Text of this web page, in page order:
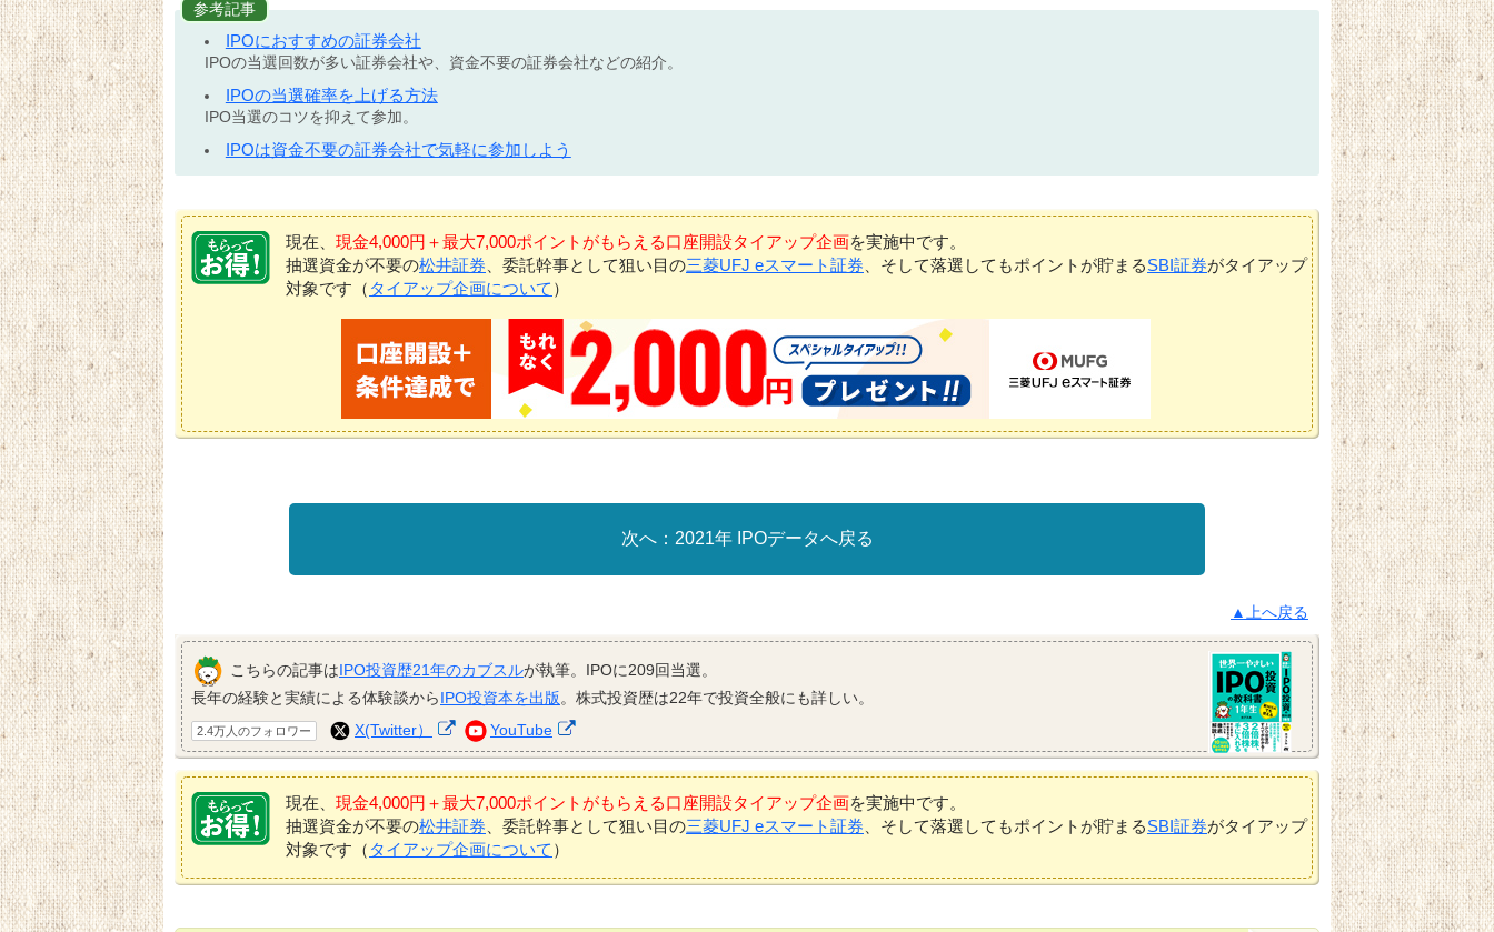
参考記事
IPOにおすすめの証券会社
IPOの当選回数が多い証券会社や、資金不要の証券会社などの紹介。
IPOの当選確率を上げる方法
IPO当選のコツを抑えて参加。
IPOは資金不要の証券会社で気軽に参加しよう
現在、 現金4,000円＋最大7,000ポイントがもらえる口座開設タイアップ企画を実施中です。
抽選資金が不要の松井証券 、委託幹事として狙い目の三菱UFJ eスマート証券 、そして落選してもポイントが貯まるSBI証券がタイアップ
対象です（ タイアップ企画について ）
2021年 IPOデータへ戻る
▲上へ戻る
こちらの記事はIPO投資歴21年のカブスルが執筆。IPOに209回当選。
長年の経験と実績による体験談からIPO投資本を出版。株式投資歴は22年で投資全般にも詳しい。
2.4万人のフォロワー X(Twitter） YouTube
現在、 現金4,000円＋最大7,000ポイントがもらえる口座開設タイアップ企画を実施中です。
抽選資金が不要の松井証券 、委託幹事として狙い目の三菱UFJ eスマート証券 、そして落選してもポイントが貯まるSBI証券がタイアップ
対象です（ タイアップ企画について ）